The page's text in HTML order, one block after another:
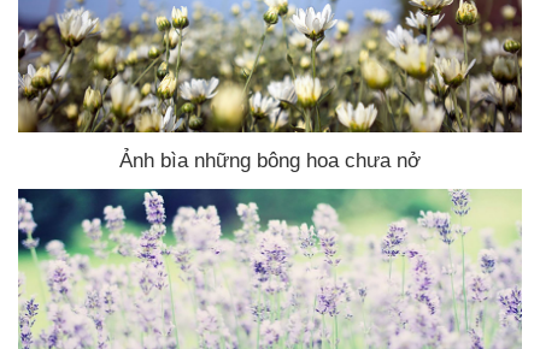
Ảnh bìa những bông hoa chưa nở